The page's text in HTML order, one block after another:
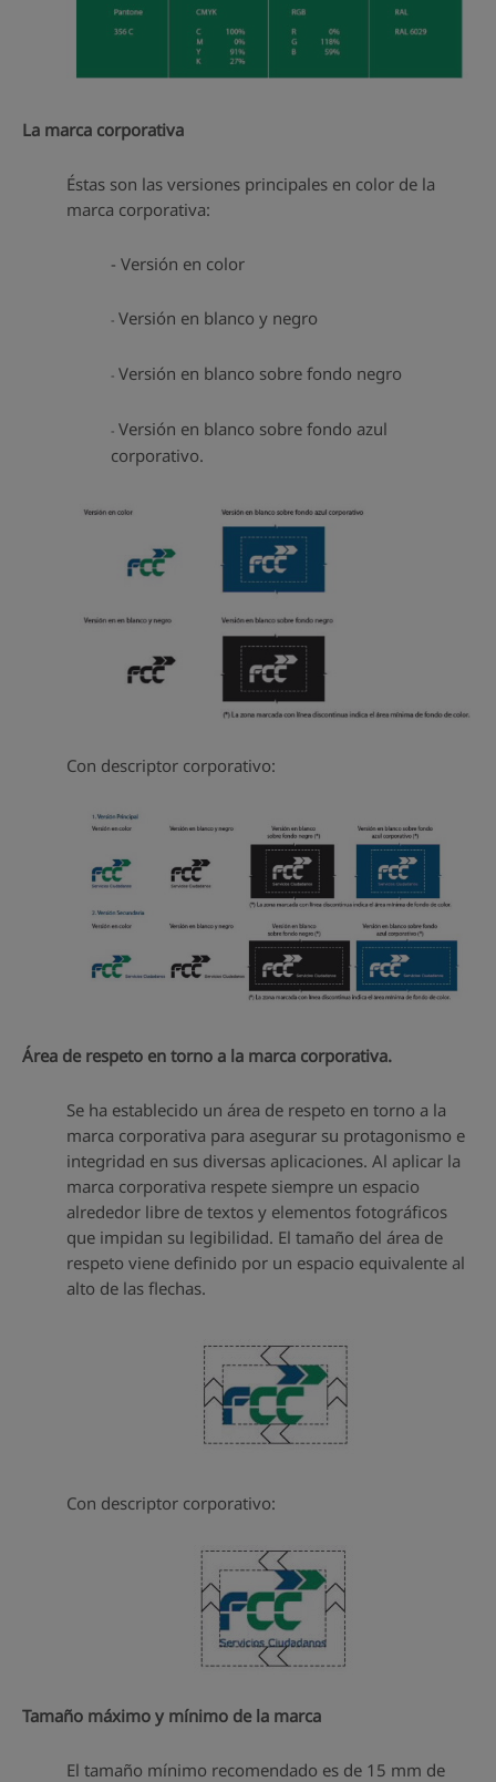
La marca corporativa
Éstas son las versiones principales en color de la
marca corporativa:
- Versión en color
- Versión en blanco y negro
- Versión en blanco sobre fondo negro
- Versión en blanco sobre fondo azul
corporativo.
Con descriptor corporativo:
Área de respeto en torno a la marca corporativa.
Se ha establecido un área de respeto en torno a la
marca corporativa para asegurar su protagonismo e
integridad en sus diversas aplicaciones. Al aplicar la
marca corporativa respete siempre un espacio
alrededor libre de textos y elementos fotográficos
que impidan su legibilidad. El tamaño del área de
respeto viene definido por un espacio equivalente al
alto de las flechas.
Con descriptor corporativo:
Tamaño máximo y mínimo de la marca
El tamaño mínimo recomendado es de 15 mm de